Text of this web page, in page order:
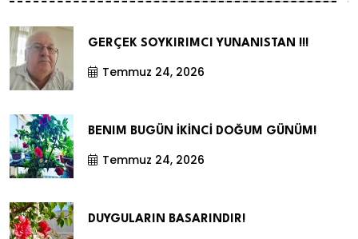
GERÇEK SOYKIRIMCI YUNANISTAN !!!
Temmuz 24, 2026
BENIM BUGÜN İKİNCİ DOĞUM GÜNÜM!
Temmuz 24, 2026
DUYGULARIN BASARINDIR!